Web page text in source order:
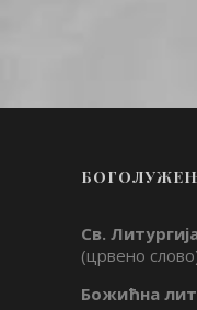
Св.
(црвено
Божићна